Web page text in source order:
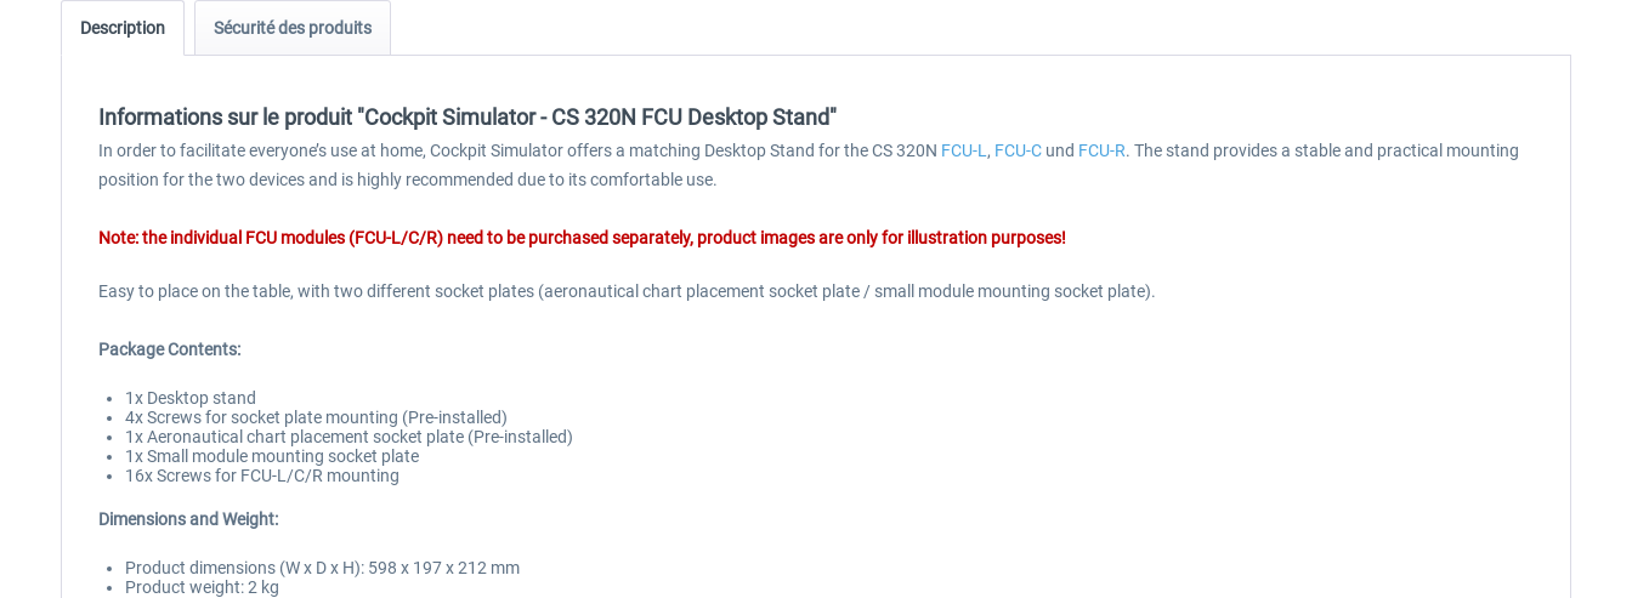
Description Sécurité des produits
Informations sur le produit "Cockpit Simulator - CS 320N FCU Desktop Stand"
In order to facilitate everyone’s use at home, Cockpit Simulator offers a matching Desktop Stand for the CS 320N FCU-L , FCU-C und FCU-R. The stand provides a stable and practical mounting
position for the two devices and is highly recommended due to its comfortable use.
Note: the individual FCU modules (FCU-L/C/R) need to be purchased separately, product images are only for illustration purposes!
Easy to place on the table, with two different socket plates (aeronautical chart placement socket plate / small module mounting socket plate).
Package Contents:
1x Desktop stand
4x Screws for socket plate mounting (Pre-installed)
1x Aeronautical chart placement socket plate (Pre-installed)
1x Small module mounting socket plate
16x Screws for FCU-L/C/R mounting
Dimensions and Weight:
Product dimensions (W x D x H): 598 x 197 x 212 mm
Product weight: 2 kg